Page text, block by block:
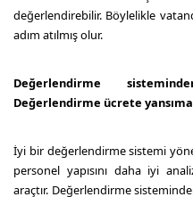
değerlendirebilir. Böylelikle
adım atılmış olur.
Değerlendirme
Değerlendirme ücrete
İyi bir değerlendirme sistemi
personel yapısını daha iyi
araçtır. Değerlendirme